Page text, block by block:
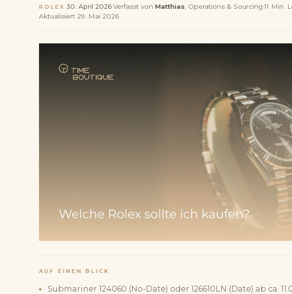
ROLEX ·30. April 2026·Verfasst von Matthias , Operations & Sourcing·11 Min.
Aktualisiert 29. Mai 2026
AUF EINEN BLICK
Submariner 124060 (No-Date) oder 126610LN (Date) ab ca.